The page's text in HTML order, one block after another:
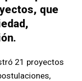
que
21 proyectos